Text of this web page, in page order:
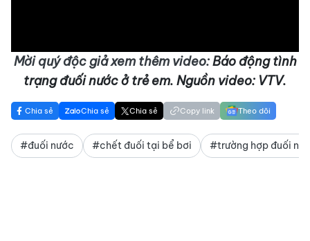
Mời quý độc giả xem thêm video:Báo động tình
trạng đuối nước ở trẻ em. Nguồn video: VTV.
Chia sẻ Chia sẻ Chia sẻ Copy link Theo dõi
#đuối nước #chết đuối tại bể bơi #trường hợp đuối